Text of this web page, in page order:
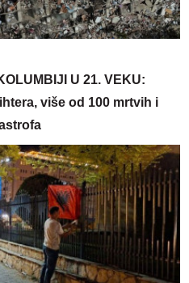
U 21. VEKU:
više od 100 mrtvih i